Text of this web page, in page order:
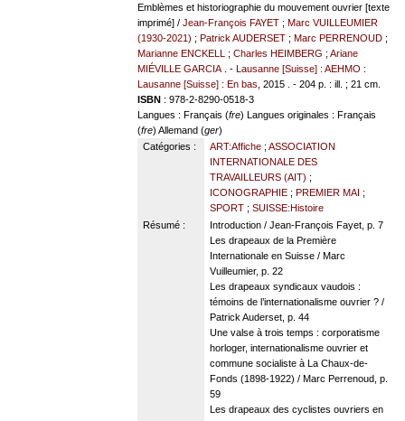
Emblèmes et historiographie du mouvement ouvrier [texte
imprimé] /Jean-François FAYET ;Marc VUILLEUMIER
(1930-2021) ;Patrick AUDERSET ;Marc PERRENOUD ;
Marianne ENCKELL
;Charles HEIMBERG ;Ariane
MIÉVILLE GARCIA . -Lausanne [Suisse] : AEHMO :
Lausanne [Suisse] : En bas , 2015 . - 204 p. : ill. ; 21 cm.
ISBN : 978-2-8290-0518-3
Langues : Français (fre)Langues originales : Français
(fre) Allemand (ger)
Catégories :
ART:Affiche; ASSOCIATION
INTERNATIONALE DES
TRAVAILLEURS (AIT) ;
ICONOGRAPHIE; PREMIER MAI ;
SPORT; SUISSE:Histoire
Résumé :
Introduction / Jean-François Fayet, p. 7
Les drapeaux de la Première
Internationale en Suisse / Marc
Vuilleumier, p. 22
Les drapeaux syndicaux vaudois :
témoins de l’internationalisme ouvrier ? /
Patrick Auderset, p. 44
Une valse à trois temps : corporatisme
horloger, internationalisme ouvrier et
commune socialiste à La Chaux-de-
Fonds (1898-1922) / Marc Perrenoud, p.
59
Les drapeaux des cyclistes ouvriers en